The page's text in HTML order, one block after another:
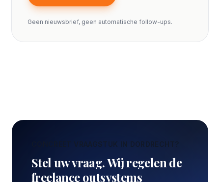
Geen nieuwsbrief, geen automatische follow-ups.
CONCREET VRAAGSTUK IN DORDRECHT?
Stel uw vraag. Wij regelen de
freelance outsystems